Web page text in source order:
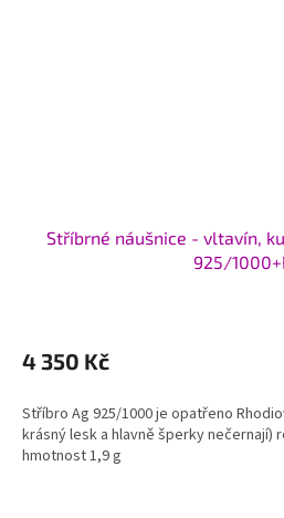
Stříbrné náušnice - vltavín,
925/
4 350 Kč
Stříbro Ag 925/1000 je opatřeno
krásný lesk a hlavně šperky nečernají)
hmotnost 1,9 g